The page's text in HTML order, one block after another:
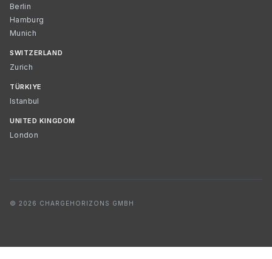
Berlin
Hamburg
Munich
SWITZERLAND
Zurich
TÜRKIYE
Istanbul
UNITED KINGDOM
London
© 2026 CHARGEHORIZONS GMBH